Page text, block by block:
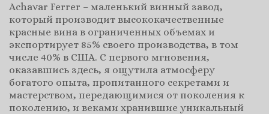
Achavar Ferrer – маленький винный завод,
который производит высококачественные
красные вина в ограниченных объемах и
экспортирует 85% своего производства, в том
числе 40% в США. С первого мгновения,
оказавшись здесь, я ощутила атмосферу
богатого опыта, пропитанного секретами и
мастерством, передающимися от поколения к
поколению, и веками хранившие уникальный